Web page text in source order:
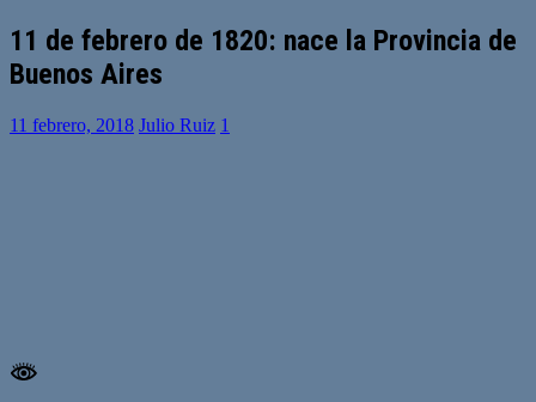
11 de febrero de 1820: nace la Provincia de
Buenos Aires
11 febrero, 2018 Julio Ruiz 1